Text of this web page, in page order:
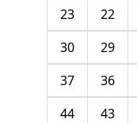
22
23
29
30
36
37
43
44